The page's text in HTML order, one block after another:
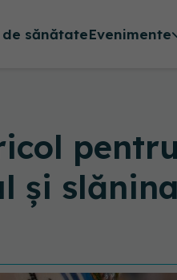
sănătateEvenimente
și slănina